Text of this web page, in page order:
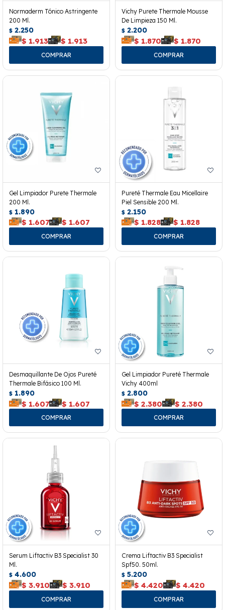
Normaderm Tónico Astringente
200 Ml.
$ 2.250
$ 1.913 $ 1.913
Vichy Purete Thermale Mousse
De Limpieza 150 Ml.
$ 2.200
$ 1.870 $ 1.870
Gel Limpiador Purete Thermale
200 Ml.
$ 1.890
$ 1.607 $ 1.607
Pureté Thermale Eau Micellaire
Piel Sensible 200 Ml.
$ 2.150
$ 1.828 $ 1.828
Desmaquillante De Ojos Pureté
Thermale Bifásico 100 Ml.
$ 1.890
$ 1.607 $ 1.607
Gel Limpiador Pureté Thermale
Vichy 400ml
$ 2.800
$ 2.380 $ 2.380
Serum Liftactiv B3 Specialist 30
Ml.
$ 4.600
$ 3.910 $ 3.910
Crema Liftactiv B3 Specialist
Spf50. 50ml.
$ 5.200
$ 4.420 $ 4.420